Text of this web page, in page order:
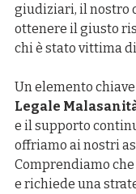
giudiziari, il nostro
ottenere il giusto
chi è stato vittima
Un elemento chiave
Legale
e il supporto
offriamo ai nostri
Comprendiamo
e richiede una